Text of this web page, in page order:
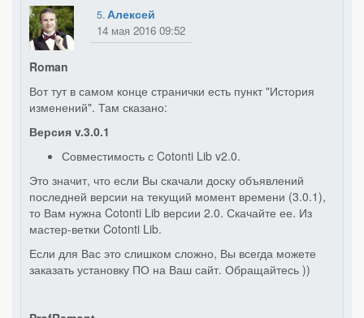
5.Алексей
14 мая 2016 09:52
Roman
Вот тут в самом конце странички есть пункт "История
изменений". Там сказано:
Версия v.3.0.1
Совместимость с Cotonti Lib v2.0.
Это значит, что если Вы скачали доску объявлений
последней версии на текущий момент времени (3.0.1),
то Вам нужна Cotonti Lib версии 2.0. Скачайте ее. Из
мастер-ветки Cotonti Lib.
Если для Вас это слишком сложно, Вы всегда можете
заказать установку ПО на Ваш сайт. Обращайтесь ))